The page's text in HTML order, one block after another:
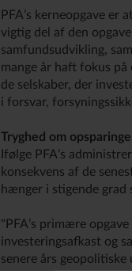
PFA’s kerneopgave
vigtig del af den
samfundsudvikling,
mange år haft fokus
de selskaber, der
i forsvar,
Tryghed om
Ifølge PFA’s
konsekvens af de
hænger i stigende grad
"PFA’s primære
investeringsafkast og
senere års